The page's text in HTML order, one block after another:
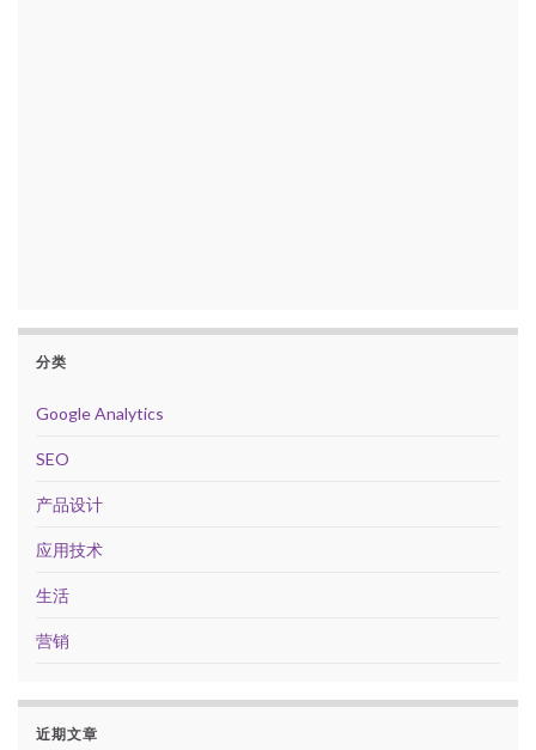
分类
Google Analytics
SEO
产品设计
应用技术
生活
营销
近期文章